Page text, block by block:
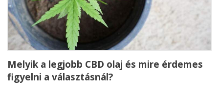
Melyik a legjobb CBD olaj és mire érdemes
figyelni a választásnál?